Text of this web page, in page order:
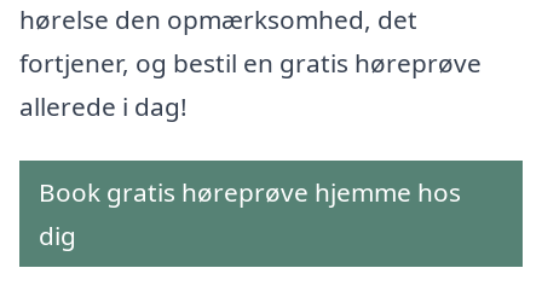
hørelse den opmærksomhed, det
fortjener, og bestil en gratis høreprøve
allerede i dag!
Book gratis høreprøve hjemme hos
dig